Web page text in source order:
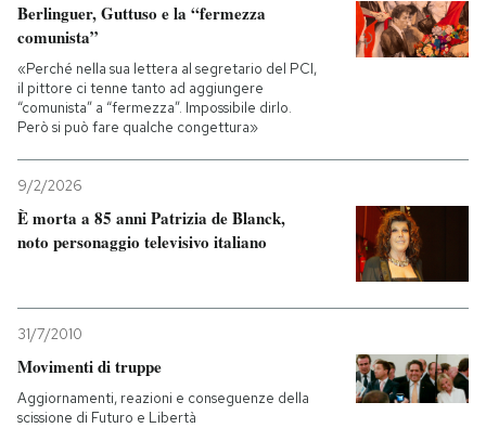
Berlinguer, Guttuso e la “fermezza
comunista”
«Perché nella sua lettera al segretario del PCI,
il pittore ci tenne tanto ad aggiungere
“comunista” a “fermezza”. Impossibile dirlo.
Però si può fare qualche congettura»
9/2/2026
È morta a 85 anni Patrizia de Blanck,
noto personaggio televisivo italiano
31/7/2010
Movimenti di truppe
Aggiornamenti, reazioni e conseguenze della
scissione di Futuro e Libertà